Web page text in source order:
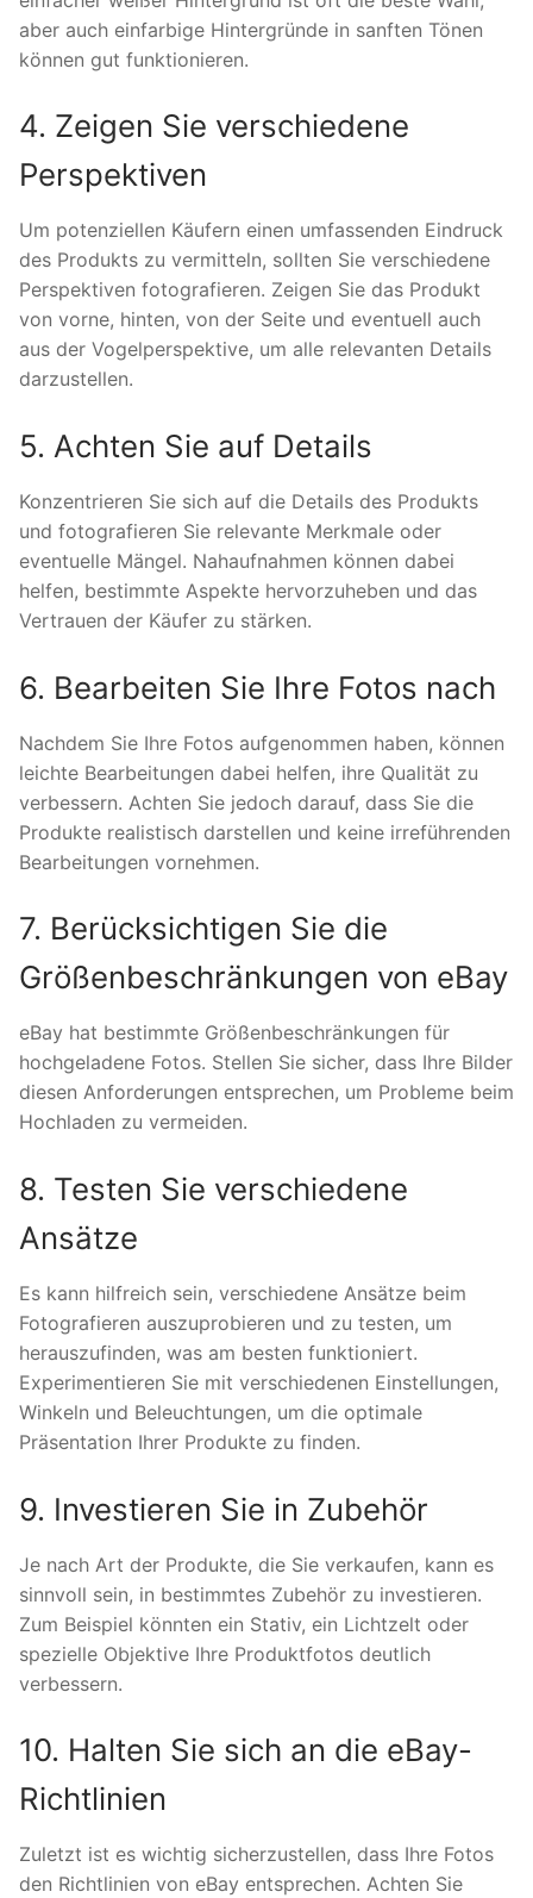
aber auch einfarbige Hintergründe in sanften Tönen
können gut funktionieren.
4. Zeigen Sie verschiedene
Perspektiven
Um potenziellen Käufern einen umfassenden Eindruck
des Produkts zu vermitteln, sollten Sie verschiedene
Perspektiven fotografieren. Zeigen Sie das Produkt
von vorne, hinten, von der Seite und eventuell auch
aus der Vogelperspektive, um alle relevanten Details
darzustellen.
5. Achten Sie auf Details
Konzentrieren Sie sich auf die Details des Produkts
und fotografieren Sie relevante Merkmale oder
eventuelle Mängel. Nahaufnahmen können dabei
helfen, bestimmte Aspekte hervorzuheben und das
Vertrauen der Käufer zu stärken.
6. Bearbeiten Sie Ihre Fotos nach
Nachdem Sie Ihre Fotos aufgenommen haben, können
leichte Bearbeitungen dabei helfen, ihre Qualität zu
verbessern. Achten Sie jedoch darauf, dass Sie die
Produkte realistisch darstellen und keine irreführenden
Bearbeitungen vornehmen.
7. Berücksichtigen Sie die
Größenbeschränkungen von eBay
eBay hat bestimmte Größenbeschränkungen für
hochgeladene Fotos. Stellen Sie sicher, dass Ihre Bilder
diesen Anforderungen entsprechen, um Probleme beim
Hochladen zu vermeiden.
8. Testen Sie verschiedene
Ansätze
Es kann hilfreich sein, verschiedene Ansätze beim
Fotografieren auszuprobieren und zu testen, um
herauszufinden, was am besten funktioniert.
Experimentieren Sie mit verschiedenen Einstellungen,
Winkeln und Beleuchtungen, um die optimale
Präsentation Ihrer Produkte zu finden.
9. Investieren Sie in Zubehör
Je nach Art der Produkte, die Sie verkaufen, kann es
sinnvoll sein, in bestimmtes Zubehör zu investieren.
Zum Beispiel könnten ein Stativ, ein Lichtzelt oder
spezielle Objektive Ihre Produktfotos deutlich
verbessern.
10. Halten Sie sich an die eBay-
Richtlinien
Zuletzt ist es wichtig sicherzustellen, dass Ihre Fotos
den Richtlinien von eBay entsprechen. Achten Sie